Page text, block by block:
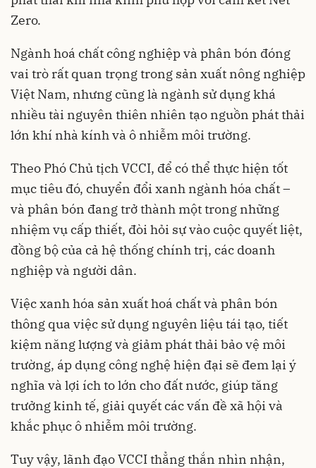
Zero.
Ngành hoá chất công nghiệp và phân bón đóng
vai trò rất quan trọng trong sản xuất nông nghiệp
Việt Nam, nhưng cũng là ngành sử dụng khá
nhiều tài nguyên thiên nhiên tạo nguồn phát thải
lớn khí nhà kính và ô nhiễm môi trường.
Theo Phó Chủ tịch VCCI, để có thể thực hiện tốt
mục tiêu đó, chuyển đổi xanh ngành hóa chất –
và phân bón đang trở thành một trong những
nhiệm vụ cấp thiết, đòi hỏi sự vào cuộc quyết liệt,
đồng bộ của cả hệ thống chính trị, các doanh
nghiệp và người dân.
Việc xanh hóa sản xuất hoá chất và phân bón
thông qua việc sử dụng nguyên liệu tái tạo, tiết
kiệm năng lượng và giảm phát thải bảo vệ môi
trường, áp dụng công nghệ hiện đại sẽ đem lại ý
nghĩa và lợi ích to lớn cho đất nước, giúp tăng
trưởng kinh tế, giải quyết các vấn đề xã hội và
khắc phục ô nhiễm môi trường.
Tuy vậy, lãnh đạo VCCI thẳng thắn nhìn nhận,